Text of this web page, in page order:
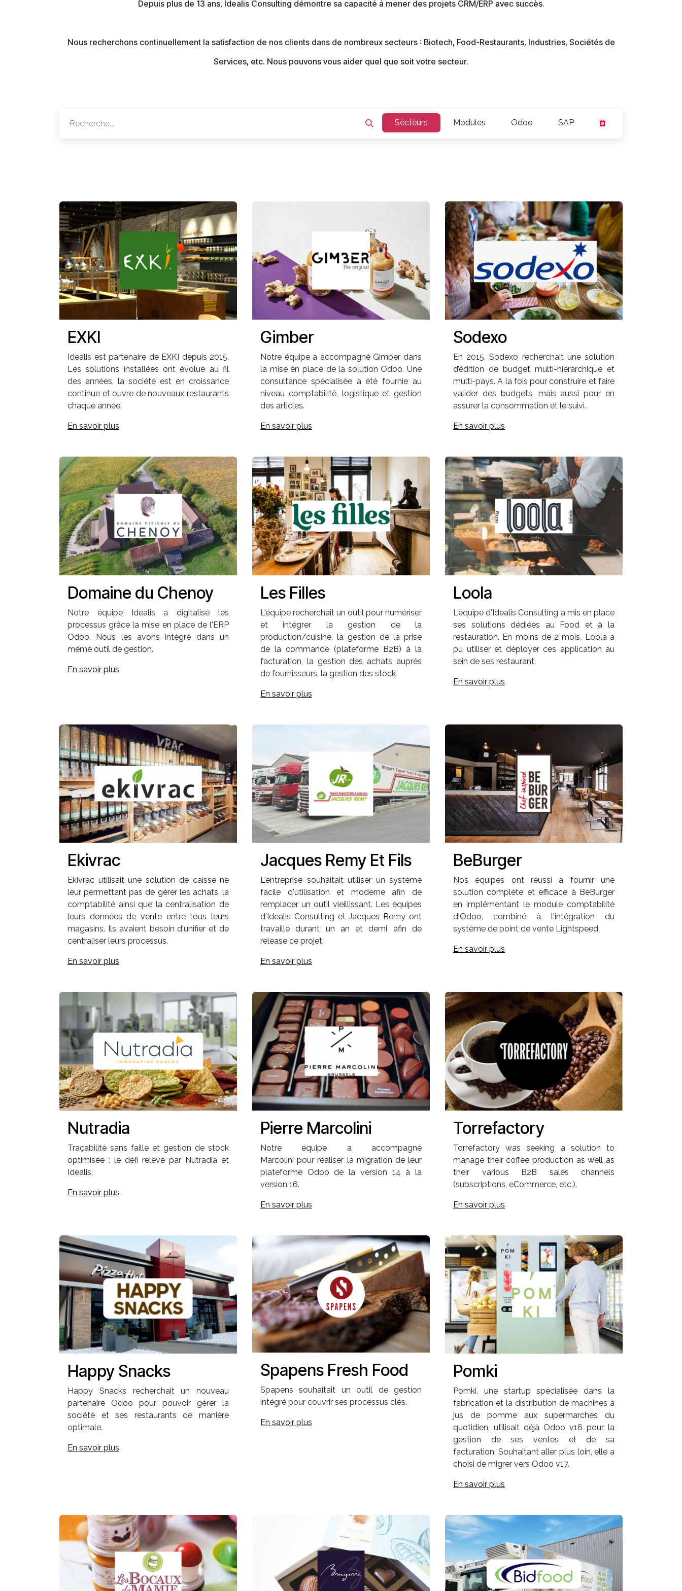
Depuis plus de 13 ans, Idealis Consulting démontre sa capacité à mener des projets CRM/ERP avec succès.
Nous recherchons continuellement la satisfaction de nos clients dans de nombreux secteurs : Biotech, Food-Restaurants, Industries, Sociétés de
Services, etc. Nous pouvons vous aider quel que soit votre secteur.
Secteurs Modules Odoo SAP
EXKI
Idealis est partenaire de EXKI depuis 2015.
Les solutions installées ont évolué au fil
des années, la société est en croissance
continue et ouvre de nouveaux restaurants
chaque année.
En savoir plus
Gimber
Notre équipe a accompagné Gimber dans
la mise en place de la solution Odoo. Une
consultance spécialisée a été fournie au
niveau comptabilité, logistique et gestion
des articles.
En savoir plus
Sodexo
En 2015, Sodexo recherchait une solution
d’édition de budget multi-hiérarchique et
multi-pays. A la fois pour construire et faire
valider des budgets, mais aussi pour en
assurer la consommation et le suivi.
En savoir plus
Domaine du Chenoy
Notre équipe Idealis a digitalisé les
processus grâce la mise en place de l'ERP
Odoo. Nous les avons intégré dans un
même outil de gestion.
En savoir plus
Les Filles
L'équipe recherchait un outil pour numériser
et intégrer la gestion de la
production/cuisine, la gestion de la prise
de la commande (plateforme B2B) à la
facturation, la gestion des achats auprès
de fournisseurs, la gestion des stock
En savoir plus
Loola
L'équipe d'Idealis Consulting a mis en place
ses solutions dédiées au Food et à la
restauration. En moins de 2 mois, Loola a
pu utiliser et déployer ces application au
sein de ses restaurant.
En savoir plus
Ekivrac
Ekivrac utilisait une solution de caisse ne
leur permettant pas de gérer les achats, la
comptabilité ainsi que la centralisation de
leurs données de vente entre tous leurs
magasins. Ils avaient besoin d'unifier et de
centraliser leurs processus.
En savoir plus
Jacques Remy Et Fils
L'entreprise souhaitait utiliser un système
facile d'utilisation et moderne afin de
remplacer un outil vieillissant. Les équipes
d'Idealis Consulting et Jacques Remy ont
travaillé durant un an et demi afin de
release ce projet.
En savoir plus
BeBurger
Nos équipes ont réussi à fournir une
solution complète et efficace à BeBurger
en implémentant le module comptabilité
d'Odoo, combiné à l'intégration du
système de point de vente Lightspeed.
En savoir plus
Nutradia
Traçabilité sans faille et gestion de stock
optimisée : le défi relevé par Nutradia et
Idealis.
En savoir plus
Pierre Marcolini
Notre équipe a accompagné
Marcolini pour réaliser la migration de leur
plateforme Odoo de la version 14 à la
version 16.
En savoir plus
Torrefactory
Torrefactory was seeking a solution to
manage their coffee production as well as
their various B2B sales channels
(subscriptions, eCommerce, etc.).
En savoir plus
Happy Snacks
Happy Snacks recherchait un nouveau
partenaire Odoo pour pouvoir gérer la
société et ses restaurants de manière
optimale.
En savoir plus
Spapens Fresh Food
Spapens souhaitait un outil de gestion
intégré pour couvrir ses processus clés.
En savoir plus
Pomki
Pomki, une startup spécialisée dans la
fabrication et la distribution de machines à
jus de pomme aux supermarchés du
quotidien, utilisait déjà Odoo v16 pour la
gestion de ses ventes et de sa
facturation. Souhaitant aller plus loin, elle a
choisi de migrer vers Odoo v17.
En savoir plus